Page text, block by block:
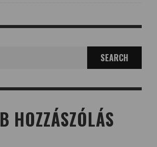
HOZZÁSZÓLÁS